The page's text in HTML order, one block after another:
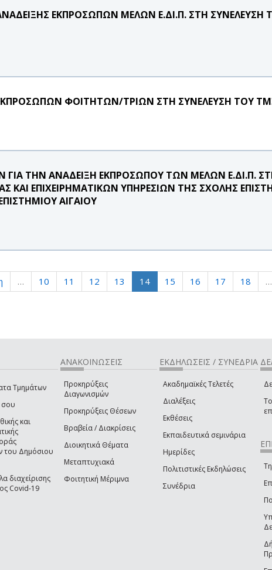
ΕΚΠΡΟΣΩΠΩΝ ΜΕΛΩΝ Ε.ΔΙ.Π. ΣΤΗ
ΦΟΙΤΗΤΩΝ/ΤΡΙΩΝ ΣΤΗ ΣΥΝΕΛΕΥΣΗ ΤΟΥ
ΓΙΑ ΤΗΝ ΑΝΑΔΕΙΞΗ ΕΚΠΡΟΣΩΠΟΥ ΤΩΝ ΜΕΛΩΝ Ε.ΔΙ.Π.
ΚΑΙ ΕΠΙΧΕΙΡΗΜΑΤΙΚΩΝ ΥΠΗΡΕΣΙΩΝ ΤΗΣ ΣΧΟΛΗΣ
ΑΙΓΑΙΟΥ
… 10 11 12 13 14 15 16 17 18 …
Τμημάτων
και
του Δημόσιου
διαχείρισης
Covid-19
ΑΝΑΚΟΙΝΩΣΕΙΣ
Προκηρύξεις
Διαγωνισμών
Προκηρύξεις Θέσεων
Βραβεία / Διακρίσεις
Διοικητικά Θέματα
Μεταπτυχιακά
Φοιτητική Μέριμνα
ΕΚΔΗΛΩΣΕΙΣ / ΣΥΝΕΔΡΙΑ
Ακαδημαϊκές Τελετές
Διαλέξεις
Εκθέσεις
Εκπαιδευτικά σεμινάρια
Ημερίδες
Πολιτιστικές Εκδηλώσεις
Συνέδρια